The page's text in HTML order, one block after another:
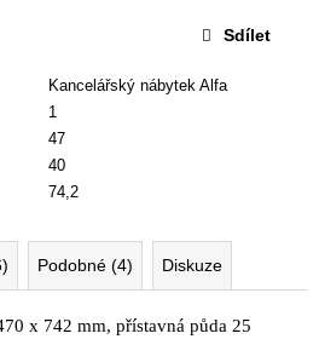
Kancelářský nábytek Alfa
1
47
40
74,2
Sdílet
Podobné (4) Diskuze
x 742 mm, přístavná půda 25